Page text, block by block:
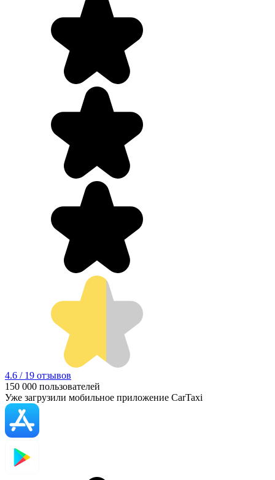
4.6 / 19 отзывов
150 000 пользователей
Уже загрузили мобильное приложение CarTaxi